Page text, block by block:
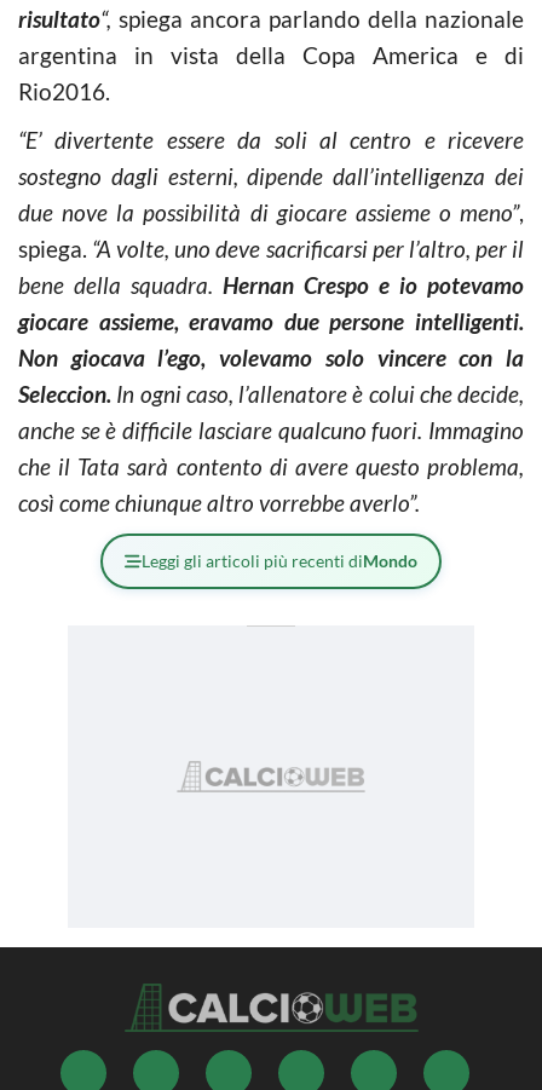
risultato“, spiega ancora parlando della nazionale
argentina in vista della Copa America e di
Rio2016.
“E’ divertente essere da soli al centro e ricevere
sostegno dagli esterni, dipende dall’intelligenza dei
due nove la possibilità di giocare assieme o meno”,
spiega. “A volte, uno deve sacrificarsi per l’altro, per il
bene della squadra. Hernan Crespo e io potevamo
giocare assieme, eravamo due persone intelligenti.
Non giocava l’ego, volevamo solo vincere con la
Seleccion. In ogni caso, l’allenatore è colui che decide,
anche se è difficile lasciare qualcuno fuori. Immagino
che il Tata sarà contento di avere questo problema,
così come chiunque altro vorrebbe averlo”.
Leggi gli articoli più recenti diMondo